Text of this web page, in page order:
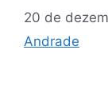
20 de
Andrade